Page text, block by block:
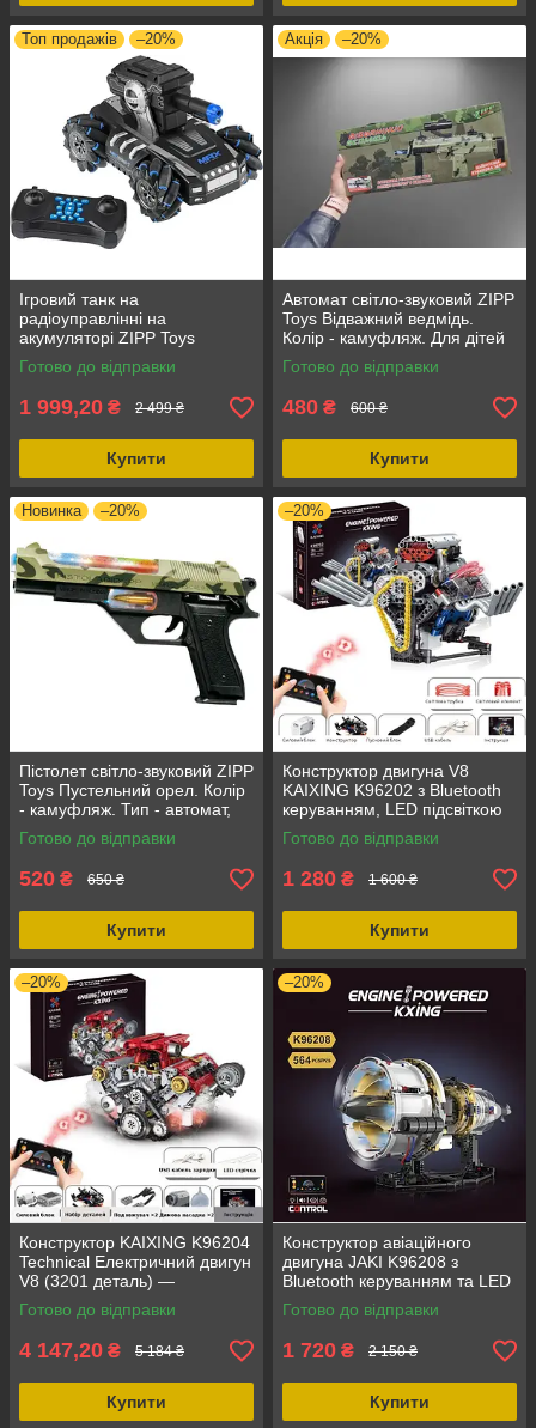
Топ продажів –20%
Ігровий танк на
радіоуправлінні на
акумуляторі ZIPP Toys
SwiftRecon з м'якими
гелевими кулями Blue, Li-Ion
Готово до відправки
1 999,20 ₴ 2 499 ₴
Купити
Акція –20%
Автомат світло-звуковий ZIPP
Toys Відважний ведмідь.
Колір - камуфляж. Для дітей
від 3 років, з імітацією віддачі.
Готово до відправки
480 ₴ 600 ₴
Купити
Новинка –20%
Пістолет світло-звуковий ZIPP
Toys Пустельний орел. Колір
- камуфляж. Тип - автомат,
вік від 3 років.
Готово до відправки
520 ₴ 650 ₴
Купити
–20%
Конструктор двигуна V8
KAIXING K96202 з Bluetooth
керуванням, LED підсвіткою
та мотором, 665 деталей,
STEM модель 14+
Готово до відправки
1 280 ₴ 1 600 ₴
Купити
–20%
Конструктор KAIXING K96204
Technical Електричний двигун
V8 (3201 деталь) —
Механічна Естетика з
ефектом диму та LED-
Готово до відправки
4 147,20 ₴ 5 184 ₴
Купити
–20%
Конструктор авіаційного
двигуна JAKI K96208 з
Bluetooth керуванням та LED
підсвіткою, 664 деталі —
STEM модель двигуна
Готово до відправки
1 720 ₴ 2 150 ₴
Купити